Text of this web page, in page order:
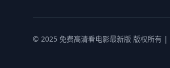
© 2025 免费高清看电影最新版 版权所有 |